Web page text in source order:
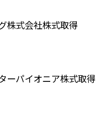
株式会社株式取得
ーパイオニア株式取得